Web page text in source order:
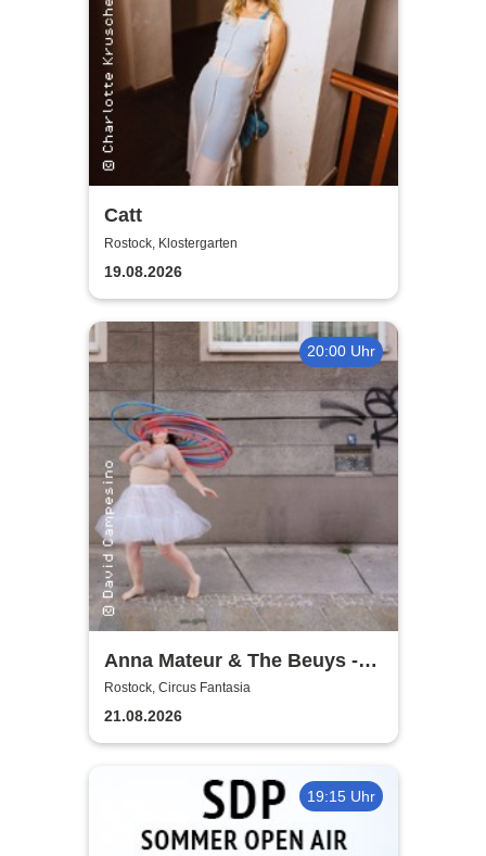
Catt
Rostock, Klostergarten
19.08.2026
20:00 Uhr
Anna Mateur & The Beuys -
Kaoshüter
Rostock, Circus Fantasia
21.08.2026
19:15 Uhr